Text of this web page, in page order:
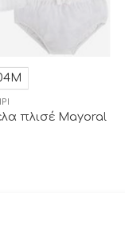
πλισέ Mayoral